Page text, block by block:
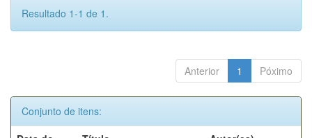
Resultado 1-1 de 1.
Anterior 1 Póximo
Conjunto de itens: